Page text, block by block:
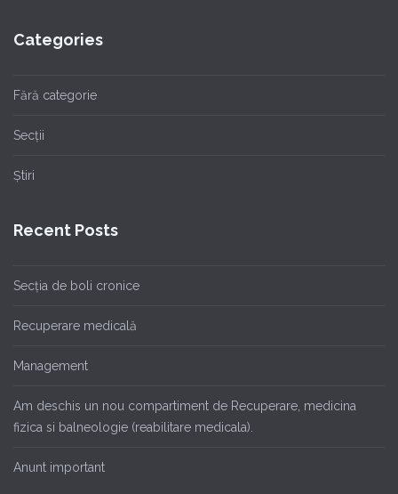
Categories
Fără categorie
Secții
Știri
Recent Posts
Secția de boli cronice
Recuperare medicală
Management
Am deschis un nou compartiment de Recuperare, medicina
fizica si balneologie (reabilitare medicala).
Anunt important